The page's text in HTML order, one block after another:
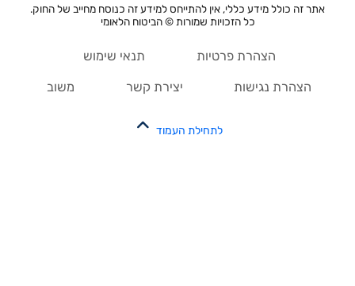
אתר זה כולל מידע כללי, אין להתייחס למידע זה כנוסח מחייב של החוק.
כל הזכויות שמורות © הביטוח הלאומי
הצהרת פרטיות תנאי שימוש
הצהרת נגישות יצירת קשר משוב
לתחילת העמוד